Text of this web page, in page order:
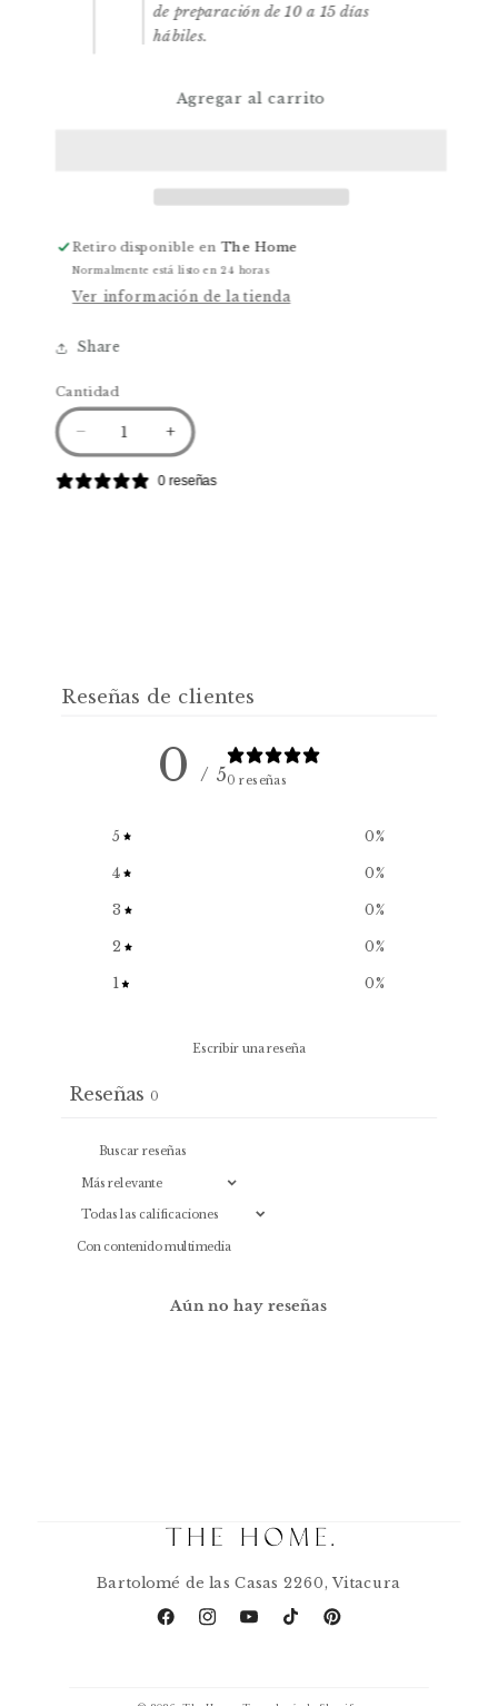
de preparación de 10 a 15 días
hábiles.
Agregar al carrito
Retiro disponible enThe Home
Normalmente está listo en 24 horas
Ver información de la tienda
Share
Cantidad
Reducir
cantidad
para
Aumentar
cantidad
para
0 reseñas
Reseñas de clientes
0 / 50 reseñas
5 0%
4 0%
3 0%
2 0%
1 0%
Escribir una reseña
Reseñas 0
Con contenido multimedia
Aún no hay reseñas
Bartolomé de las Casas 2260, Vitacura
FacebookInstagramYouTubeTikTokPinterest